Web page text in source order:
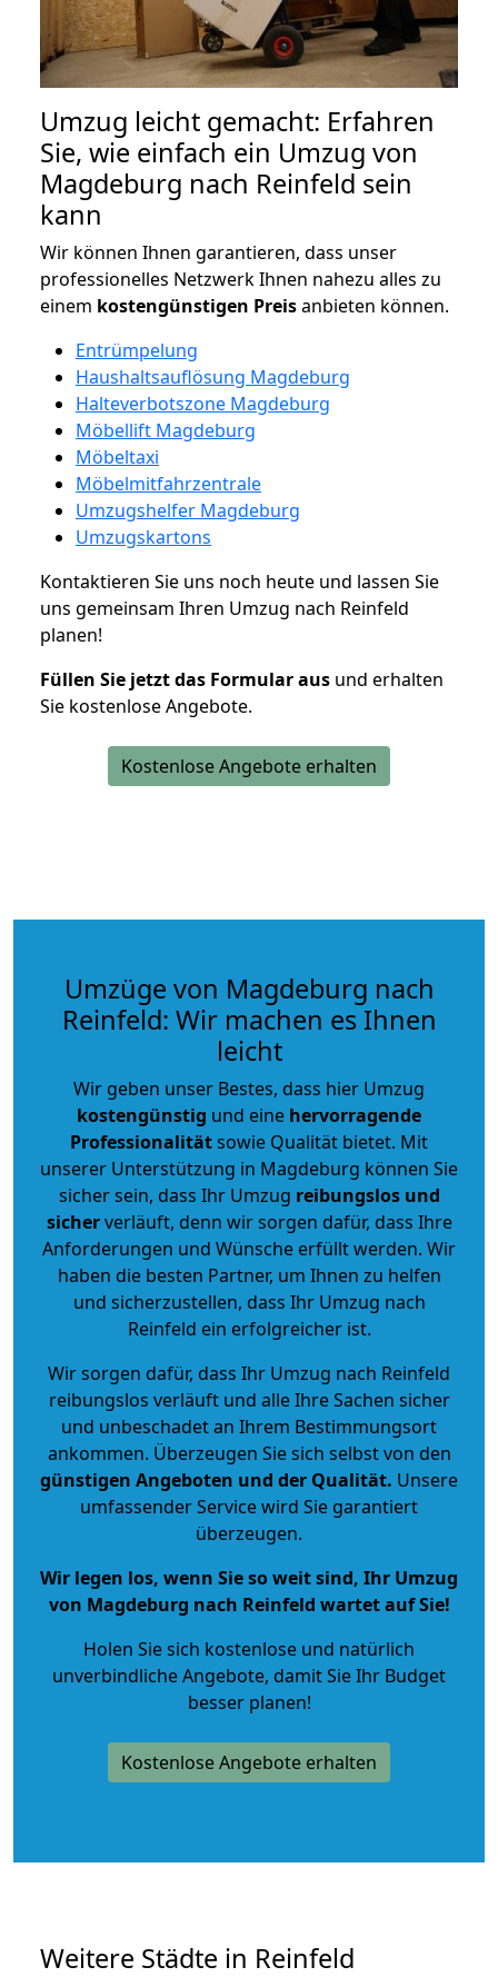
Umzug leicht gemacht: Erfahren
Sie, wie einfach ein Umzug von
Magdeburg nach Reinfeld sein
kann
Wir können Ihnen garantieren, dass unser
professionelles Netzwerk Ihnen nahezu alles zu
einem kostengünstigen Preisanbieten können.
Entrümpelung
Haushaltsauflösung Magdeburg
Halteverbotszone Magdeburg
Möbellift Magdeburg
Möbeltaxi
Möbelmitfahrzentrale
Umzugshelfer Magdeburg
Umzugskartons
Kontaktieren Sie uns noch heute und lassen Sie
uns gemeinsam Ihren Umzug nach Reinfeld
planen!
Füllen Sie jetzt das Formular aus und erhalten
Sie kostenlose Angebote.
Kostenlose Angebote erhalten
Umzüge von Magdeburg nach
Reinfeld: Wir machen es Ihnen
leicht
Wir geben unser Bestes, dass hier Umzug
kostengünstig und eine hervorragende
Professionalitätsowie Qualität bietet. Mit
unserer Unterstützung in Magdeburg können Sie
sicher sein, dass Ihr Umzug reibungslos und
sicherverläuft, denn wir sorgen dafür, dass Ihre
Anforderungen und Wünsche erfüllt werden. Wir
haben die besten Partner, um Ihnen zu helfen
und sicherzustellen, dass Ihr Umzug nach
Reinfeld ein erfolgreicher ist.
Wir sorgen dafür, dass Ihr Umzug nach Reinfeld
reibungslos verläuft und alle Ihre Sachen sicher
und unbeschadet an Ihrem Bestimmungsort
ankommen. Überzeugen Sie sich selbst von den
günstigen Angeboten und der Qualität. Unsere
umfassender Service wird Sie garantiert
überzeugen.
Wir legen los, wenn Sie so weit sind, Ihr Umzug
von Magdeburg nach Reinfeld wartet auf Sie!
Holen Sie sich kostenlose und natürlich
unverbindliche Angebote, damit Sie Ihr Budget
besser planen!
Kostenlose Angebote erhalten
Weitere Städte in Reinfeld